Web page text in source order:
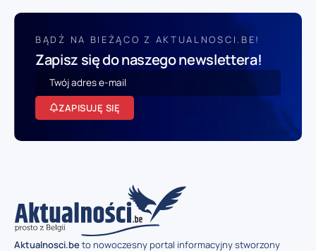
BĄDŹ NA BIEŻĄCO Z AKTUALNOSCI.BE!
Zapisz się do naszego newslettera!
ZAPISUJĘ SIĘ
Aktualnosci.beto nowoczesny portal informacyjny stworzony